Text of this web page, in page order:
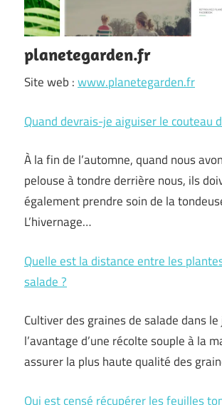
planetegarden.fr
Site web :www.planetegarden.fr
Quand devrais-je aiguiser le couteau
À la fin de l’automne, quand nous
pelouse à tondre derrière nous, ils
également prendre soin de la
L’hivernage…
Quelle est la distance entre les
salade ?
Cultiver des graines de salade dans
l’avantage d’une récolte souple à la
assurer la plus haute qualité des
Qui est censé récupérer les feuilles